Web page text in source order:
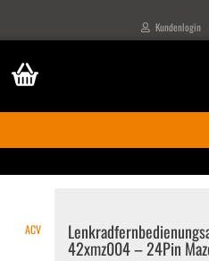
Kundenlogin
ACV
42xmz004 – 24Pin